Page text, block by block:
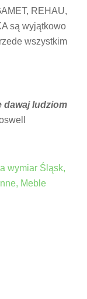
REHAU,
są wyjątkowo
wszystkim
dawaj ludziom
wymiar Śląsk,
Meble